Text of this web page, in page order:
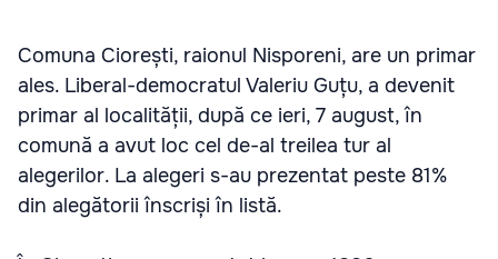
Comuna Ciorești, raionul Nisporeni, are un primar
ales. Liberal-democratul Valeriu Guțu, a devenit
primar al localității, după ce ieri, 7 august, în
comună a avut loc cel de-al treilea tur al
alegerilor. La alegeri s-au prezentat peste 81%
din alegătorii înscriși în listă.